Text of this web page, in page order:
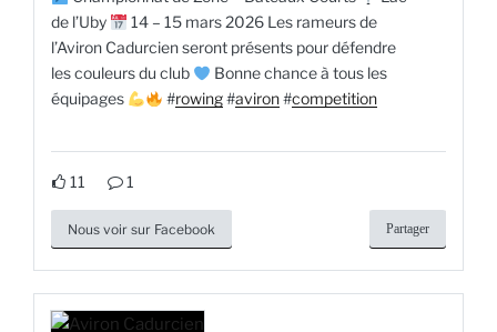
de l’Uby
14 – 15 mars 2026 Les rameurs de
l’Aviron Cadurcien seront présents pour défendre
les couleurs du club
Bonne chance à tous les
équipages
#rowing#aviron#competition
11 1
Nous voir sur Facebook Partager